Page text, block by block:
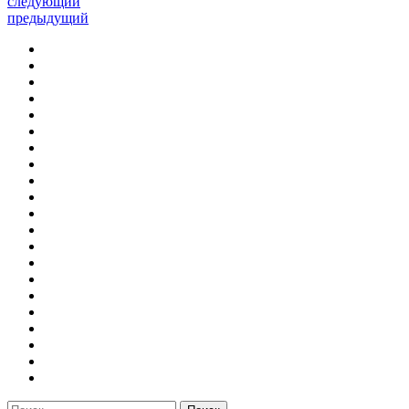
предыдущий